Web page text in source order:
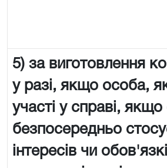
5) за виготовлення
у разі, якщо особа,
участі у справі,
безпосередньо
інтересів чи